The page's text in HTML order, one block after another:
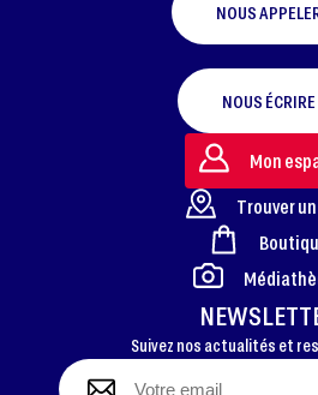
NOUS
NOUS ÉCRIRE
Suivez nos actualités et
Mon
Trouver